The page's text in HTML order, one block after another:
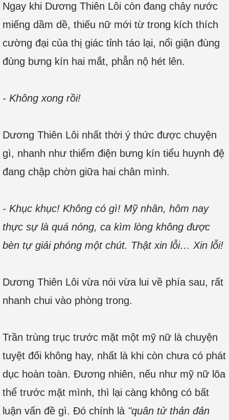
Ngay khi Dương Thiên Lôi còn đang chảy nước
miếng dầm dề, thiếu nữ mới từ trong kích thích
cường đại của thị giác tỉnh táo lại, nổi giận đùng
đùng bưng kín hai mắt, phẫn nộ hét lên.
- Không xong rồi!
Dương Thiên Lôi nhất thời ý thức được chuyện
gì, nhanh như thiểm điện bưng kín tiểu huynh đệ
đang chập chờn giữa hai chân mình.
- Khục khục! Không có gì! Mỹ nhân, hôm nay
thực sự là quá nóng, ca kìm lòng không được
bèn tự giải phóng một chút. Thật xin lỗi… Xin lỗi!
Dương Thiên Lôi vừa nói vừa lui về phía sau, rất
nhanh chui vào phòng trong.
Trần trùng trục trước mặt một mỹ nữ là chuyện
tuyệt đối không hay, nhất là khi còn chưa có phát
dục hoàn toàn. Đương nhiên, nếu như mỹ nữ lõa
thể trước mặt mình, thì lại càng không có bất
luận vấn đề gì. Đó chính là "quân tử thản đản